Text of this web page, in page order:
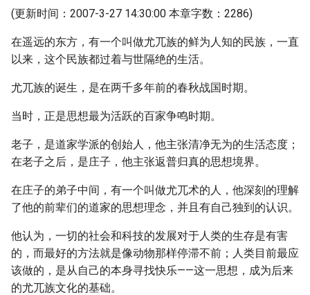
(更新时间：2007-3-27 14:30:00 本章字数：2286)
在遥远的东方，有一个叫做尤兀族的鲜为人知的民族，一直
以来，这个民族都过着与世隔绝的生活。
尤兀族的诞生，是在两千多年前的春秋战国时期。
当时，正是思想最为活跃的百家争鸣时期。
老子，是道家学派的创始人，他主张清净无为的生活态度；
在老子之后，是庄子，他主张返普归真的思想境界。
在庄子的弟子中间，有一个叫做尤兀术的人，他深刻的理解
了他的前辈们的道家的思想理念，并且有自己独到的认识。
他认为，一切的社会和科技的发展对于人类的生存是有害
的，而最好的方法就是像动物那样停滞不前；人类目前最应
该做的，是从自己的本身寻找快乐——这一思想，成为后来
的尤兀族文化的基础。